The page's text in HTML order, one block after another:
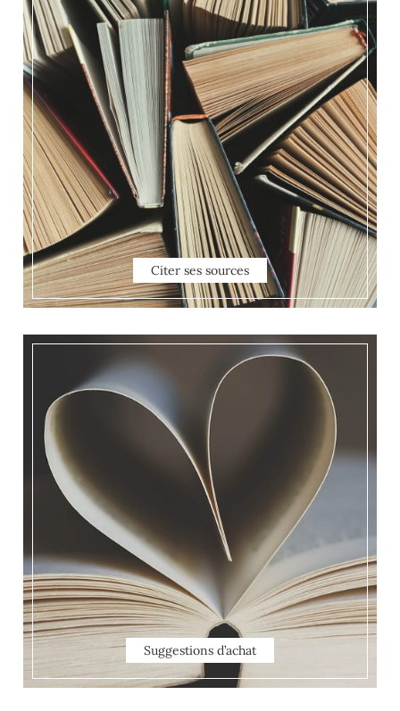
Citer ses sources
Suggestions d’achat